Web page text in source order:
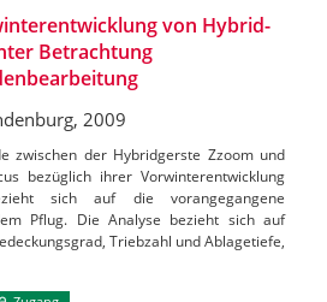
von Hybrid-
Betrachtung
2009
zwischen der Hybridgerste Zzoom und
bezüglich ihrer Vorwinterentwicklung
sich auf die vorangegangene
Pflug. Die Analyse bezieht sich auf
Triebzahl und Ablagetiefe,